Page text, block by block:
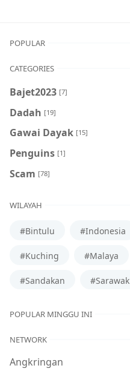
POPULAR
CATEGORIES
Bajet2023 [7]
Dadah [19]
Gawai Dayak [15]
Penguins [1]
Scam [78]
WILAYAH
#Bintulu #Indonesia
#Kuching #Malaya
#Sandakan #Sarawak
POPULAR MINGGU INI
NETWORK
Angkringan